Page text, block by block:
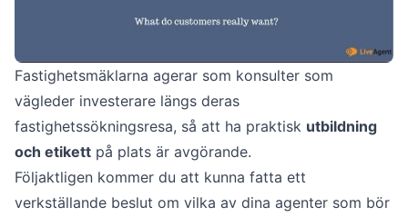
Fastighetsmäklarna agerar som konsulter som
vägleder investerare längs deras
fastighetssökningsresa, så att ha praktisk utbildning
och etikett på plats är avgörande.
Följaktligen kommer du att kunna fatta ett
verkställande beslut om vilka av dina agenter som bör